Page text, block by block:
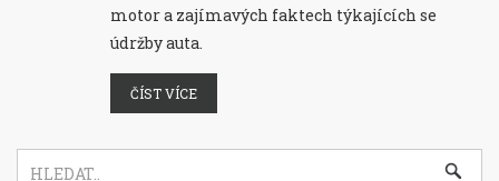
motor a zajímavých faktech týkajících se
údržby auta.
ČÍST VÍCE